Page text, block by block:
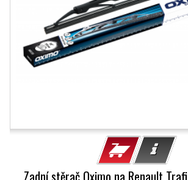
Zadní stěrač Oximo na Renault